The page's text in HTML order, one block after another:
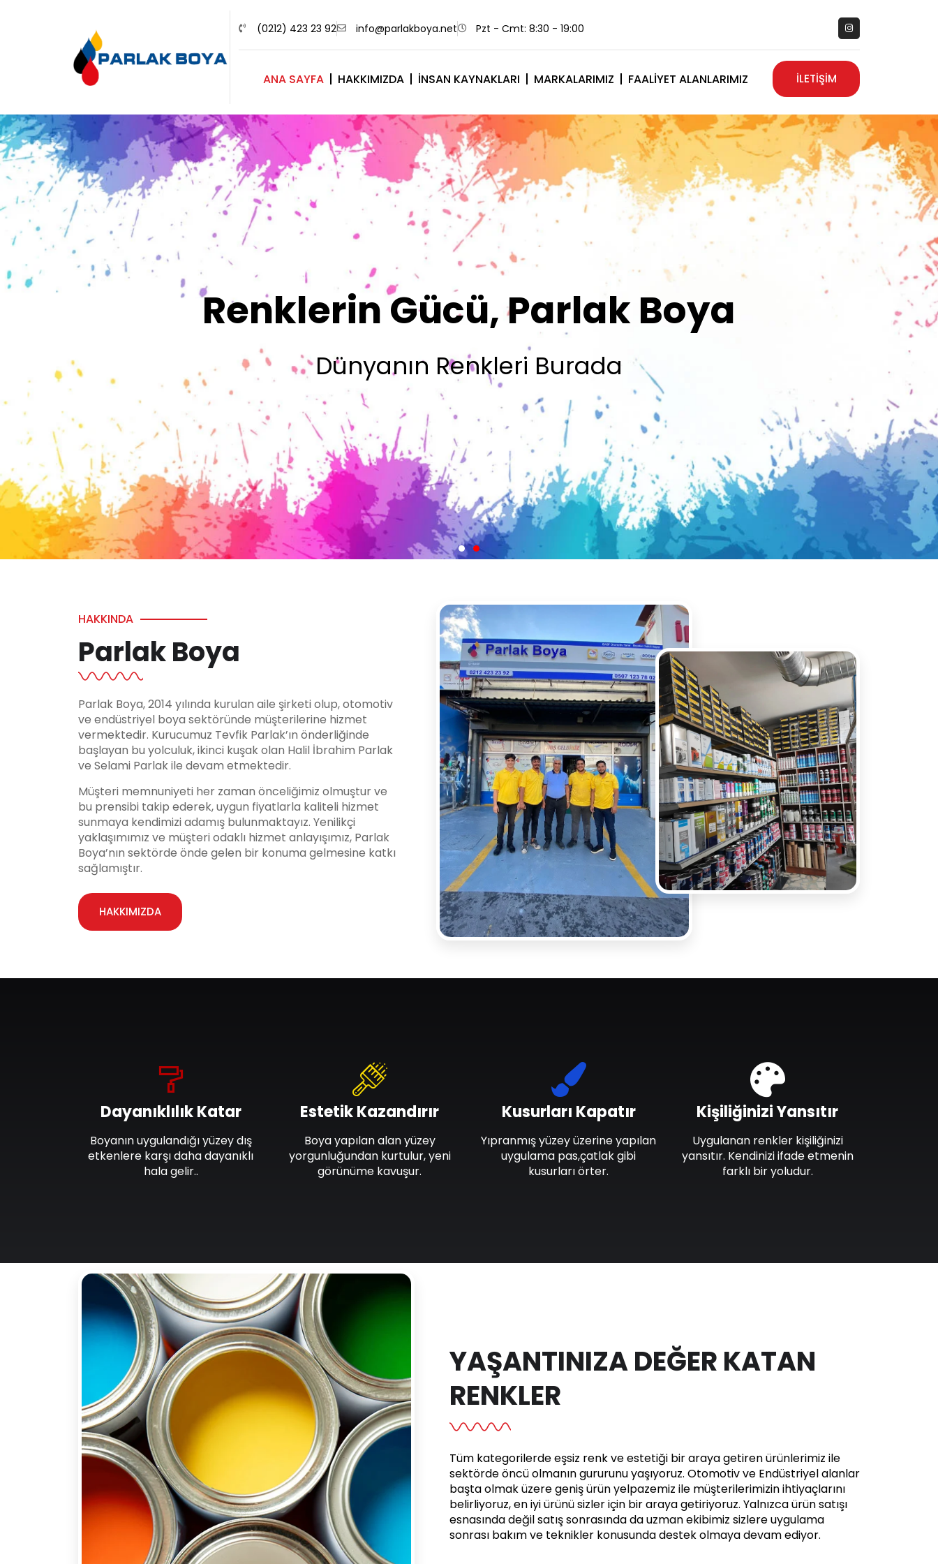
(0212) 423 23 92 info@parlakboya.net Pzt - Cmt: 8:30 - 19:00
ANA SAYFA HAKKIMIZDA İNSAN KAYNAKLARI MARKALARIMIZ FAALIYET ALANLARIMIZ İLETİŞİM
Renklerimiz Sizin İmzanız
Olsun
HAKKINDA
Parlak Boya
Parlak Boya, 2014 yılında kurulan aile şirketi olup, otomotiv
ve endüstriyel boya sektöründe müşterilerine hizmet
vermektedir. Kurucumuz Tevfik Parlak’ın önderliğinde
başlayan bu yolculuk, ikinci kuşak olan Halil İbrahim Parlak
ve Selami Parlak ile devam etmektedir.
Müşteri memnuniyeti her zaman önceliğimiz olmuştur ve
bu prensibi takip ederek, uygun fiyatlarla kaliteli hizmet
sunmaya kendimizi adamış bulunmaktayız. Yenilikçi
yaklaşımımız ve müşteri odaklı hizmet anlayışımız, Parlak
Boya’nın sektörde önde gelen bir konuma gelmesine katkı
sağlamıştır.
HAKKIMIZDA
Dayanıklılık Katar
Boyanın uygulandığı yüzey dış
etkenlere karşı daha dayanıklı
hala gelir..
Estetik Kazandırır
Boya yapılan alan yüzey
yorgunluğundan kurtulur, yeni
görünüme kavuşur.
Kusurları Kapatır
Yıpranmış yüzey üzerine yapılan
uygulama pas,çatlak gibi
kusurları örter.
Kişiliğinizi Yansıtır
Uygulanan renkler kişiliğinizi
yansıtır. Kendinizi ifade etmenin
farklı bir yoludur.
YAŞANTINIZA DEĞER KATAN
RENKLER
Tüm kategorilerde eşsiz renk ve estetiği bir araya getiren ürünlerimiz ile
sektörde öncü olmanın gururunu yaşıyoruz. Otomotiv ve Endüstriyel alanlar
başta olmak üzere geniş ürün yelpazemiz ile müşterilerimizin ihtiyaçlarını
belirliyoruz, en iyi ürünü sizler için bir araya getiriyoruz. Yalnızca ürün satışı
esnasında değil satış sonrasında da uzman ekibimiz sizlere uygulama
sonrası bakım ve teknikler konusunda destek olmaya devam ediyor.